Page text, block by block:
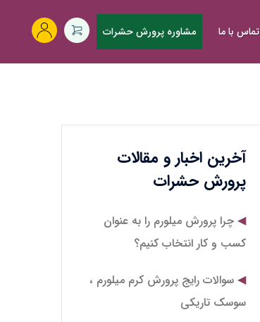
تماس با ما مشاوره پرورش حشرات
آخرین اخبار و مقالات
پرورش حشرات
چرا پرورش میلورم را به عنوان
کسب و کار انتخاب کنیم؟
سوالات رایج پرورش کرم میلورم ،
سوسک تاریکی